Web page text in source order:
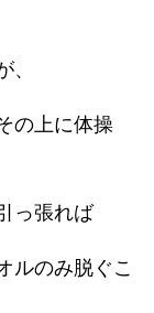
の上に体操
っ張れば
ルのみ脱ぐこ